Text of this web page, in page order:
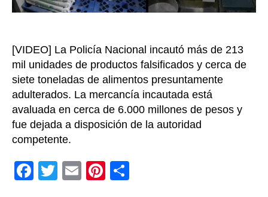
[VIDEO] La Policía Nacional incautó más de 213
mil unidades de productos falsificados y cerca de
siete toneladas de alimentos presuntamente
adulterados. La mercancía incautada está
avaluada en cerca de 6.000 millones de pesos y
fue dejada a disposición de la autoridad
competente.
F
T
E
Pi